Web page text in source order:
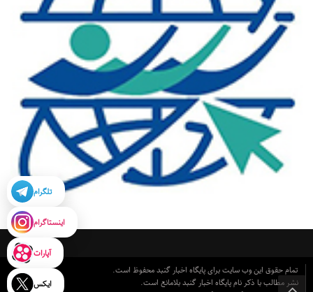
تمام حقوق این وب سایت برای پایگاه اخبار گنبد محفوظ است.
نشر مطالب با ذکر نام پایگاه اخبار گنبد بلامانع است.
تلگرام
اینستاگرام
آپارات
ایکس